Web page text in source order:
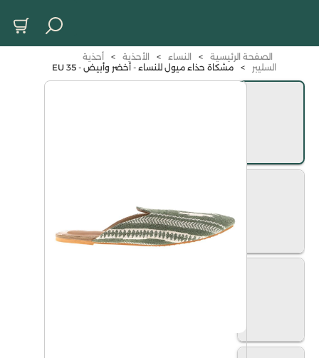
الصفحة الرئيسية > النساء > الأحذية >
أحذية
السليبر
> مشكاة حذاء ميول للنساء - أخضر وأبيض - 35 EU